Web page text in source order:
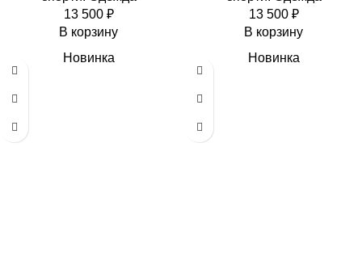
13 500 ₽
В корзину
13 500 ₽
В корзину
Новинка
Новинка